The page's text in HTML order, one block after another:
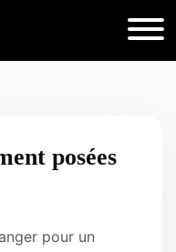
posées
pour un